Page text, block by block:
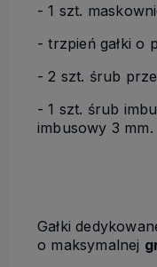
- 1 szt.
- trzpień gałki o
- 2 szt. śrub
- 1 szt. śrub
imbusowy 3 mm.
Gałki
o maksymalnej